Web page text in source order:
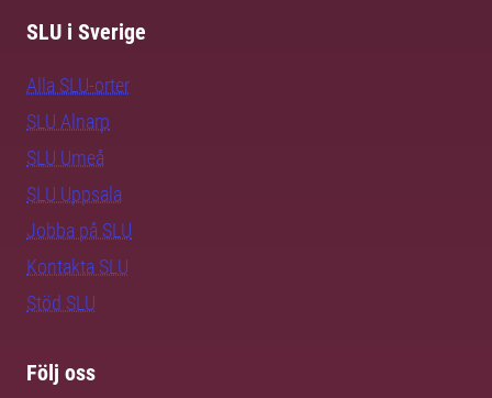
SLU i Sverige
Alla SLU-orter
SLU Alnarp
SLU Umeå
SLU Uppsala
Jobba på SLU
Kontakta SLU
Stöd SLU
Följ oss